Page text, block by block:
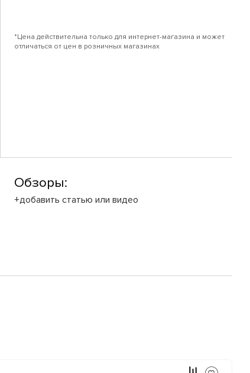
*Цена действительна только для интернет-магазина и может
отличаться от цен в розничных магазинах
Обзоры:
+добавить статью или видео